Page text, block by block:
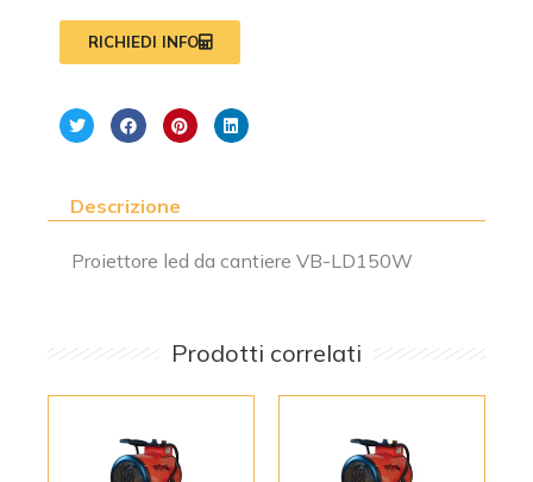
RICHIEDI INFO
Descrizione
Proiettore led da cantiere VB-LD150W
Prodotti correlati